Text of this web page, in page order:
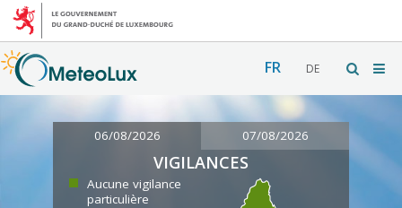
FR DE
06/08/2026 07/08/2026
VIGILANCES
Aucune vigilance
particulière